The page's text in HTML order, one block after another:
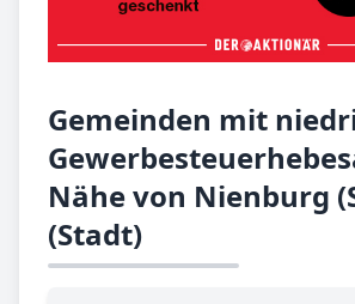
Gemeinden mit
Nähe von Nienburg
(Stadt)